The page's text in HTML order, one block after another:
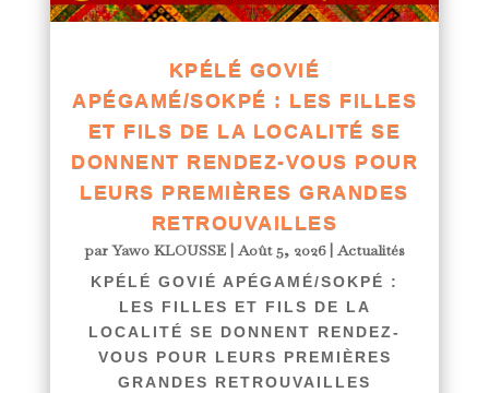
KPÉLÉ GOVIÉ
APÉGAMÉ/SOKPÉ : LES FILLES
ET FILS DE LA LOCALITÉ SE
DONNENT RENDEZ-VOUS POUR
LEURS PREMIÈRES GRANDES
RETROUVAILLES
parYawo KLOUSSE|Août 5, 2026|Actualités
KPÉLÉ GOVIÉ APÉGAMÉ/SOKPÉ :
LES FILLES ET FILS DE LA
LOCALITÉ SE DONNENT RENDEZ-
VOUS POUR LEURS PREMIÈRES
GRANDES RETROUVAILLES